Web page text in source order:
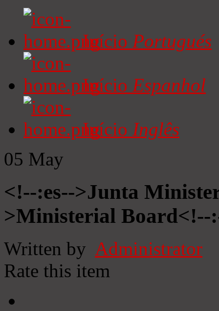
Início Portugués
Início Espanhol
Início Inglês
05 May
<!--:es-->Junta
>Ministerial Board<!--
Written by Administrator
Rate this item